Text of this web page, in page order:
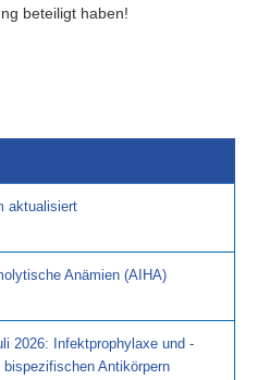
beteiligt haben!
aktualisiert
Anämien (AIHA)
2026: Infektprophylaxe und -
Antikörpern